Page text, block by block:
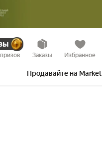
Заказы Избранное
Продавайте на Market